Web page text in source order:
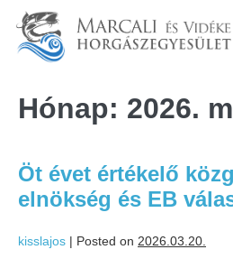
Hónap: 2026.
Öt évet értékelő
elnökség és EB
kisslajos | Posted on 2026.03.20.